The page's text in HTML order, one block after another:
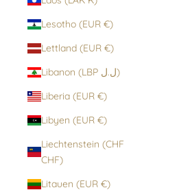
Lesotho (EUR €)
Lettland (EUR €)
Libanon (LBP ل.ل)
Liberia (EUR €)
Libyen (EUR €)
Liechtenstein (CHF
CHF)
Litauen (EUR €)